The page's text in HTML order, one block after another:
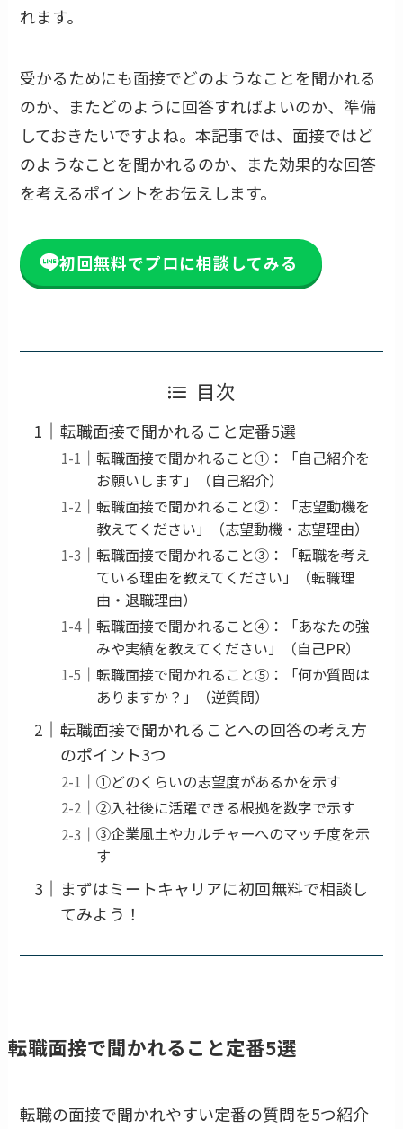
れます。
受かるためにも面接でどのようなことを聞かれる
のか、またどのように回答すればよいのか、準備
しておきたいですよね。本記事では、面接ではど
のようなことを聞かれるのか、また効果的な回答
を考えるポイントをお伝えします。
初回無料でプロに相談してみる
目次
転職面接で聞かれること定番5選
転職面接で聞かれること①：「自己紹介を
お願いします」（自己紹介）
転職面接で聞かれること②：「志望動機を
教えてください」（志望動機・志望理由）
転職面接で聞かれること③：「転職を考え
ている理由を教えてください」（転職理
由・退職理由）
転職面接で聞かれること④：「あなたの強
みや実績を教えてください」（自己PR）
転職面接で聞かれること⑤：「何か質問は
ありますか？」（逆質問）
転職面接で聞かれることへの回答の考え方
のポイント3つ
①どのくらいの志望度があるかを示す
②入社後に活躍できる根拠を数字で示す
③企業風土やカルチャーへのマッチ度を示
す
まずはミートキャリアに初回無料で相談し
てみよう！
転職面接で聞かれること定番5選
転職の面接で聞かれやすい定番の質問を5つ紹介